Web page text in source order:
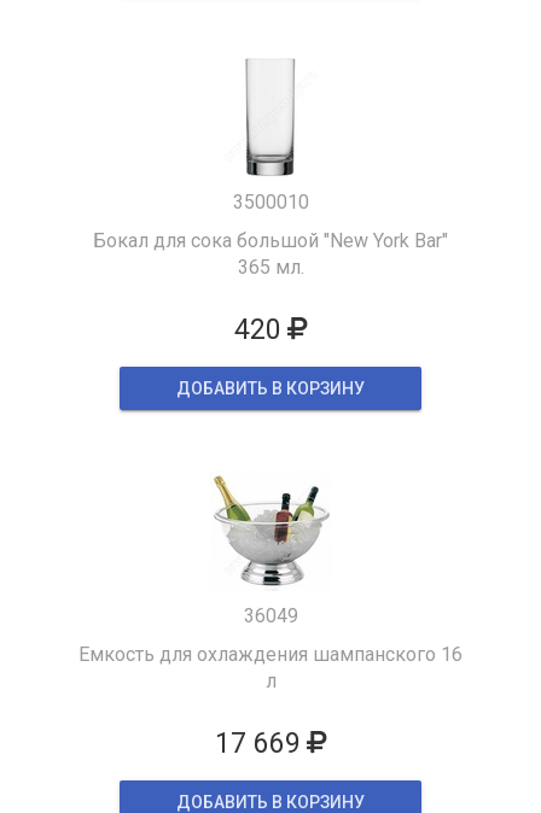
3500010
Бокал для сока большой "New York Bar"
365 мл.
420
ДОБАВИТЬ В КОРЗИНУ
36049
Емкость для охлаждения шампанского 16
л
17 669
ДОБАВИТЬ В КОРЗИНУ